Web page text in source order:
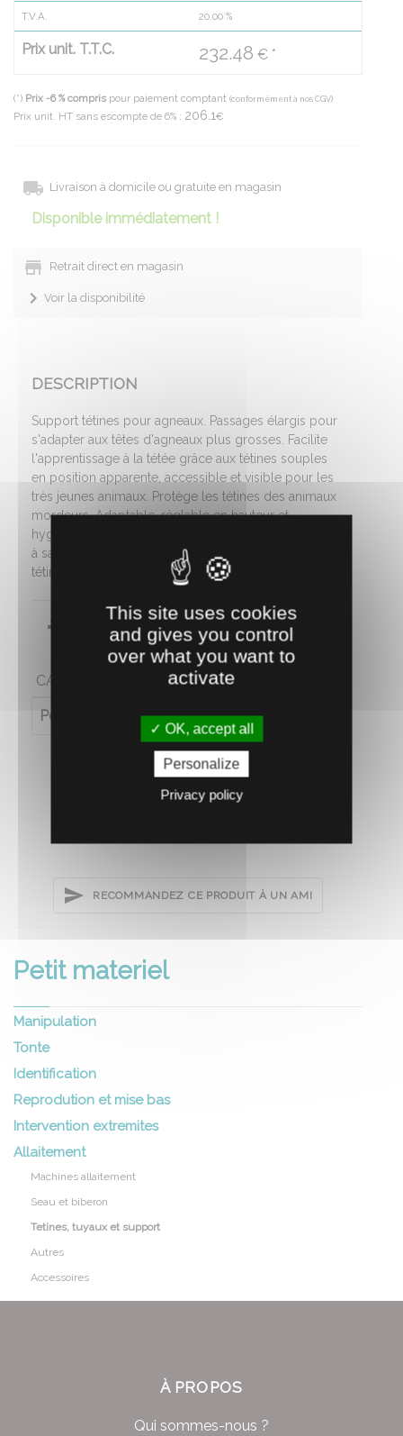
T.V.A. 20.00 %
Prix unit. T.T.C. 232.48 € *
(*) Prix -6 % compris pour paiement comptant (conformément à nos CGV)
Prix unit. HT sans escompte de 6% : 206.1€
Livraison à domicile ou gratuite en magasin
Disponible immédiatement !
Retrait direct en magasin
Voir la disponibilité
DESCRIPTION
Support tétines pour agneaux. Passages élargis pour
s'adapter aux têtes d'agneaux plus grosses. Facilite
l'apprentissage à la tétée grâce aux tétines souples
en position apparente, accessible et visible pour les
très jeunes animaux. Protège les tétines des animaux
mordeurs. Adaptable, réglable en hauteur et
hygiénique, ce séparateur est facile d'entretien grâce
à sa matière en polyéthylène. Séparations roses. 3
tétines.
Notice de maintenance
CARACTÉRISTIQUES
Poids (en kg) 6.5
RECOMMANDEZ CE PRODUIT À UN AMI
Petit materiel
Manipulation
Tonte
Identification
Reprodution et mise bas
Intervention extremites
Allaitement
Machines allaitement
Seau et biberon
Tetines, tuyaux et support
Autres
Accessoires
À PROPOS
Qui sommes-nous ?
This site uses cookies
and gives you control
over what you want to
activate
OK, accept all
Personalize
Privacy policy